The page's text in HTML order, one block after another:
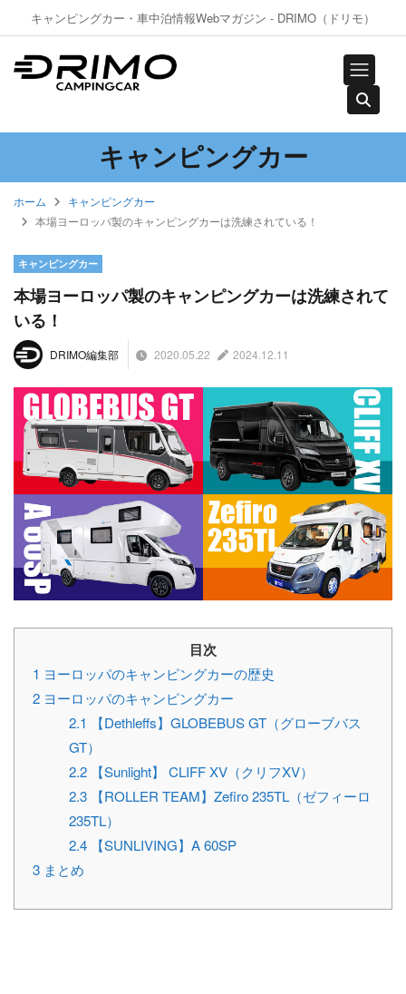
キャンピングカー・車中泊情報Webマガジン - DRIMO（ドリモ）
キャンピングカー
ホーム
キャンピングカー
本場ヨーロッパ製のキャンピングカーは洗練されている！
キャンピングカー
本場ヨーロッパ製のキャンピングカーは洗練されて
いる！
DRIMO編集部 2020.05.22 2024.12.11
目次
1 ヨーロッパのキャンピングカーの歴史
2 ヨーロッパのキャンピングカー
2.1 【Dethleffs】GLOBEBUS GT（グローブバス
GT）
2.2 【Sunlight】 CLIFF XV（クリフXV）
2.3 【ROLLER TEAM】Zefiro 235TL（ゼフィーロ
235TL）
2.4 【SUNLIVING】A 60SP
3 まとめ